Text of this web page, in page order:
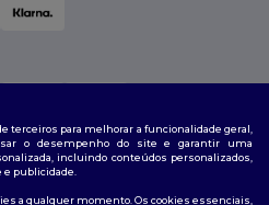
terceiros para melhorar a funcionalidade geral,
o desempenho do site e garantir uma
incluindo conteúdos personalizados,
publicidade.
a qualquer momento. Os cookies essenciais,